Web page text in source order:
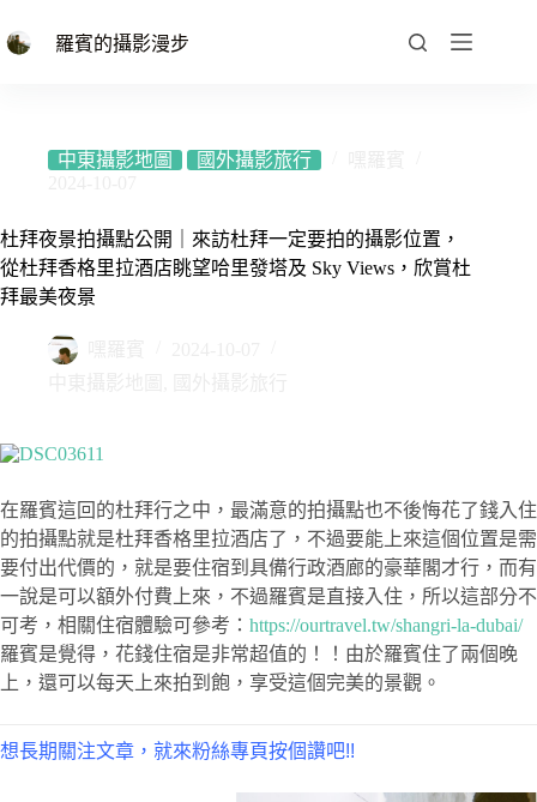
至
羅賓的攝影漫步
中東攝影地圖 國外攝影旅行
杜拜夜景拍攝點公開｜來訪杜拜一定要拍的攝影位置，
從杜拜香格里拉酒店眺望哈里發塔及 Sky Views，欣賞杜
拜最美夜景
在羅賓這回的杜拜行之中，最滿意的拍攝點也不後悔花了錢入住
的拍攝點就是杜拜香格里拉酒店了，不過要能上來這個位置是需
要付出代價的，就是要住宿到具備行政酒廊的豪華閣才行，而有
一說是可以額外付費上來，不過羅賓是直接入住，所以這部分不
可考，相關住宿體驗可參考： https://ourtravel.tw/shangri-la-dubai/
羅賓是覺得，花錢住宿是非常超值的！！由於羅賓住了兩個晚
上，還可以每天上來拍到飽，享受這個完美的景觀。
想長期關注文章，就來粉絲專頁按個讚吧!!